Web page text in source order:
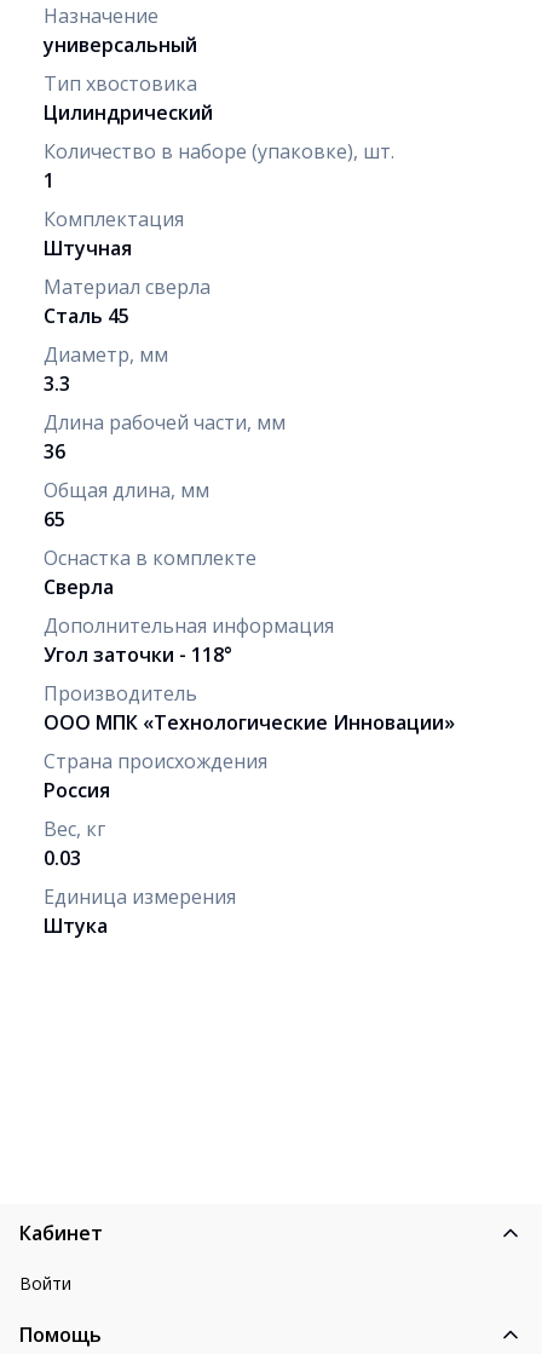
Назначение
универсальный
Тип хвостовика
Цилиндрический
Количество в наборе (упаковке), шт.
1
Комплектация
Штучная
Материал сверла
Сталь 45
Диаметр, мм
3.3
Длина рабочей части, мм
36
Общая длина, мм
65
Оснастка в комплекте
Сверла
Дополнительная информация
Угол заточки - 118°
Производитель
ООО МПК «Технологические Инновации»
Страна происхождения
Россия
Вес, кг
0.03
Единица измерения
Штука
Кабинет
Войти
Помощь